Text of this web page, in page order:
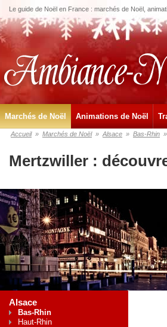
Le guide de Noël en France : marchés de Noël,
Marchés de Noël Animations de Noël
Accueil » Marchés de Noël » Alsace » Bas-Rhin »
Mertzwiller :
Alsace
Bas-Rhin
Haut-Rhin